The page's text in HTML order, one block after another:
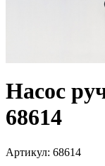
Насос
68614
Артикул: 68614